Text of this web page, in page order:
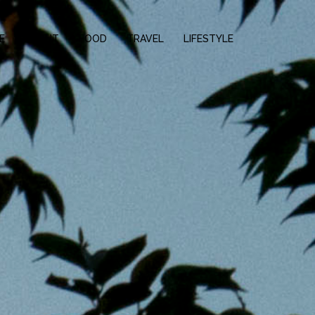
ABOUT FOOD TRAVEL LIFESTYLE